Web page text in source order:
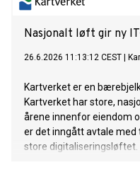
Nasjonalt løft gir ny
26.6.2026 11:13:12 CEST
Kartverket er en
Kartverket har store,
årene innenfor eiendom
er det inngått avtale
store digitaliseringsløftet.